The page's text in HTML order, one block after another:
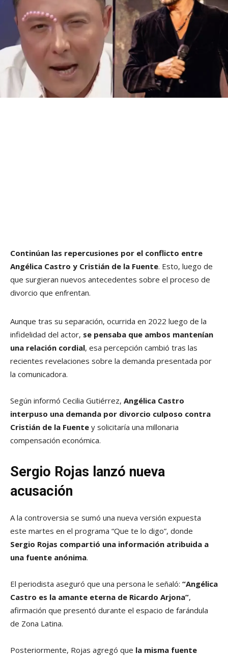
Continúan las repercusiones por el conflicto entre
Angélica Castro y Cristián de la Fuente. Esto, luego de
que surgieran nuevos antecedentes sobre el proceso de
divorcio que enfrentan.
Aunque tras su separación, ocurrida en 2022 luego de la
infidelidad del actor, se pensaba que ambos mantenían
una relación cordial, esa percepción cambió tras las
recientes revelaciones sobre la demanda presentada por
la comunicadora.
Según informó Cecilia Gutiérrez, Angélica Castro
interpuso una demanda por divorcio culposo contra
Cristián de la Fuente y solicitaría una millonaria
compensación económica.
Sergio Rojas lanzó nueva
acusación
A la controversia se sumó una nueva versión expuesta
este martes en el programa “Que te lo digo”, donde
Sergio Rojas compartió una información atribuida a
una fuente anónima.
El periodista aseguró que una persona le señaló: “Angélica
Castro es la amante eterna de Ricardo Arjona”,
afirmación que presentó durante el espacio de farándula
de Zona Latina.
Posteriormente, Rojas agregó que la misma fuente